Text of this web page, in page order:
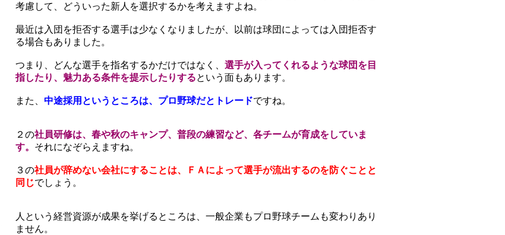
考慮して、どういった新人を選択するかを考えますよね。
最近は入団を拒否する選手は少なくなりましたが、以前は球団によっては入団拒否す
る場合もありました。
つまり、どんな選手を指名するかだけではなく、選手が入ってくれるような球団を目
指したり、魅力ある条件を提示したりするという面もあります。
また、中途採用というところは、プロ野球だとトレードですね。
２の社員研修は、春や秋のキャンプ、普段の練習など、各チームが育成をしていま
す。 それになぞらえますね。
３の社員が辞めない会社にすることは、ＦＡによって選手が流出するのを防ぐことと
同じでしょう。
人という経営資源が成果を挙げるところは、一般企業もプロ野球チームも変わりあり
ません。